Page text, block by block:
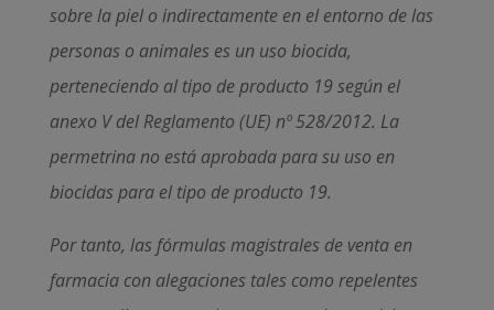
sobre la piel o indirectamente en el entorno de las
personas o animales es un uso biocida,
perteneciendo al tipo de producto 19 según el
anexo V del Reglamento (UE) nº 528/2012. La
permetrina no está aprobada para su uso en
biocidas para el tipo de producto 19.
Por tanto, las fórmulas magistrales de venta en
farmacia con alegaciones tales como repelentes